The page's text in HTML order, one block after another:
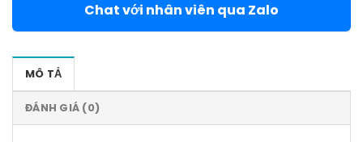
Chat với nhân viên qua Zalo
MÔ TẢ
ĐÁNH GIÁ (0)